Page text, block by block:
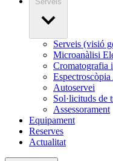
Serveis (visió
Microanàlisi
Cromatografia
Autoservei
Sol·licituds de
Assessorament
Equipament
Reserves
Actualitat